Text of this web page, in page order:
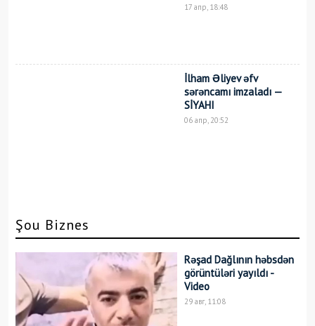
17 апр, 18:48
İlham Əliyev əfv
sərəncamı imzaladı —
SİYAHI
06 апр, 20:52
Şou Biznes
Rəşad Dağlının həbsdən
görüntüləri yayıldı -
Video
29 авг, 11:08